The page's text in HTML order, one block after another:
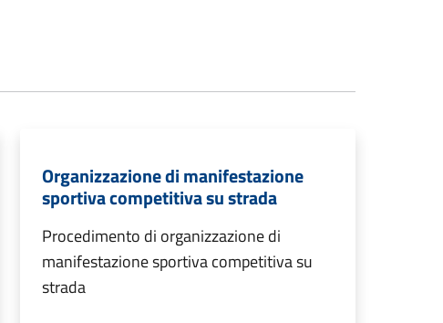
Organizzazione di manifestazione
sportiva competitiva su strada
Procedimento di organizzazione di
manifestazione sportiva competitiva su
strada